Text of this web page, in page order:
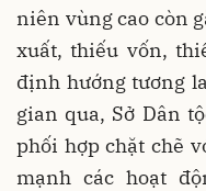
niên vùng cao còn
xuất, thiếu vốn,
định hướng tương
gian qua, Sở Dân
phối hợp chặt chẽ
mạnh các hoạt